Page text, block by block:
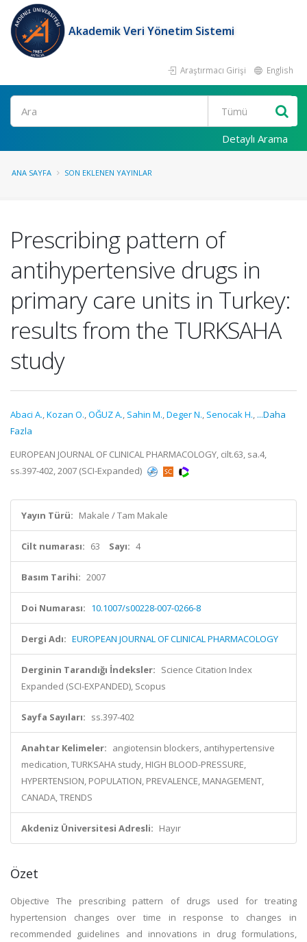
Akademik Veri Yönetim Sistemi
Araştırmacı Girişi English
Ara
Detaylı Arama
ANA SAYFA SON EKLENEN YAYINLAR
Prescribing pattern of
antihypertensive drugs in
primary care units in Turkey:
results from the TURKSAHA
study
Abaci A.,Kozan O.,OĞUZ A., Sahin M.,Deger N., Senocak H., ...Daha
Fazla
EUROPEAN JOURNAL OF CLINICAL PHARMACOLOGY, cilt.63, sa.4,
ss.397-402, 2007 (SCI-Expanded)
Yayın Türü: Makale / Tam Makale
Cilt numarası: 63 Sayı: 4
Basım Tarihi: 2007
Doi Numarası: 10.1007/s00228-007-0266-8
Dergi Adı: EUROPEAN JOURNAL OF CLINICAL PHARMACOLOGY
Derginin Tarandığı İndeksler: Science Citation Index
Expanded (SCI-EXPANDED), Scopus
Sayfa Sayıları: ss.397-402
Anahtar Kelimeler: angiotensin blockers, antihypertensive
medication, TURKSAHA study, HIGH BLOOD-PRESSURE,
HYPERTENSION, POPULATION, PREVALENCE, MANAGEMENT,
CANADA, TRENDS
Akdeniz Üniversitesi Adresli: Hayır
Özet
Objective The prescribing pattern of drugs used for treating
hypertension changes over time in response to changes in
recommended guidelines and innovations in drug formulations,